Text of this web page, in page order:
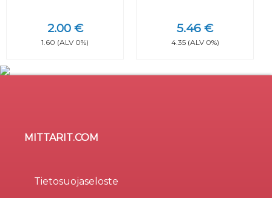
2.00 €
1.60 (ALV 0%)
5.46 €
4.35 (ALV 0%)
MITTARIT.COM
Tietosuojaseloste
Evästeitä (cookie) käytetään parantamaan sivuston